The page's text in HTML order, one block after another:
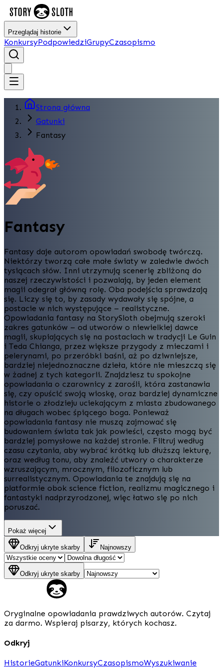
Przeglądaj historie
KonkursyPodpowiedziGrupyCzasopismo
Strona główna
Gatunki
Fantasy
Fantasy
Fantasy daje autorom opowiadań swobodę twórczą.
Niektórzy tworzą całe małe światy w zaledwie dwóch
tysiącach słów. Inni utrzymują scenerię zbliżoną do
naszej rzeczywistości i pozwalają, by jeden element
magii odegrał główną rolę. Oba podejścia sprawdzają
się. Liczy się to, by zasady wydawały się spójne, a
postacie w nich występujące – realistyczne.
Opowiadania fantasy na StorySloth obejmują szeroki
zakres gatunków – od utworów o niewielkiej dawce
magii, skupiających się na postaciach w tradycji Le Guin
i Teda Chianga, przez większe przygody z mieczami i
pelerynami, po przeróbki baśni, aż po dziwniejsze,
bardziej niejednoznaczne dzieła, które nie mieszczą się
w żadnej z tych kategorii. Znajdziesz tu spokojne
opowiadania o czarownicy z zarośli, która zastanawia
się, czy opuścić swoją wioskę, oraz bardziej dynamiczne
historie o złodzieju uciekającym z miasta zbudowanego
na długach wobec śpiącego boga. Ponieważ
opowiadania fantasy nie muszą zajmować się
budowaniem świata tak jak powieści, często mogą być
bardziej pomysłowe na każdej stronie. Filtruj według
czasu czytania, aby wybrać krótką lub dłuższą lekturę,
oraz według tonu, aby znaleźć utwory o charakterze
wzruszającym, mrocznym, filozoficznym lub
surrealistycznym. Opowiadania te znajdują się na
platformie obok science fiction, realizmu magicznego i
fantastyki nadprzyrodzonej, więc łatwo się po nich
poruszać.
Pokaż więcej
Odkryj ukryte skarby Najnowszy
Odkryj ukryte skarby
Oryginalne opowiadania prawdziwych autorów. Czytaj
za darmo. Wspieraj pisarzy, których kochasz.
Odkryj
HistorieGatunkiKonkursyCzasopismoWyszukiwanie